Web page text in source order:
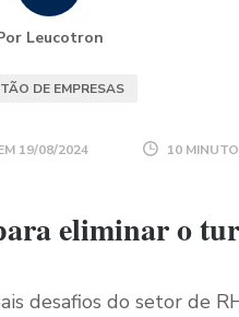
Leucotron
DE EMPRESAS
19/08/2024 10
eliminar o
desafios do setor de